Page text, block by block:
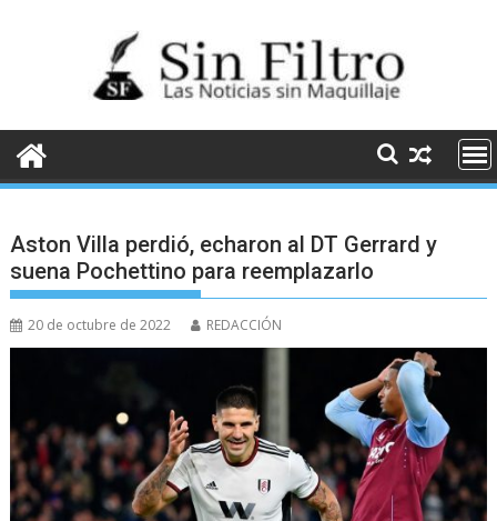
Aston Villa perdió, echaron al DT Gerrard y
suena Pochettino para reemplazarlo
20 de octubre de 2022 REDACCIÓN